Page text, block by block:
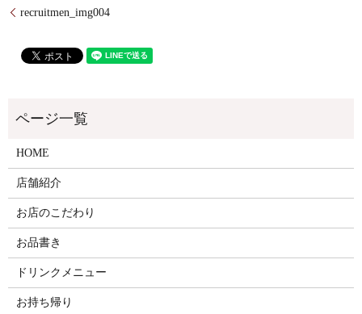
recruitmen_img004
HOME
店舗紹介
お店のこだわり
お品書き
ドリンクメニュー
お持ち帰り